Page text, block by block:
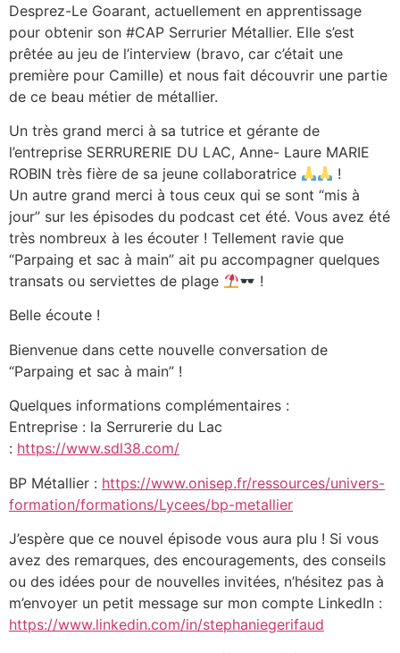
Desprez-Le Goarant, actuellement en apprentissage
pour obtenir son #CAP Serrurier Métallier. Elle s’est
prêtée au jeu de l’interview (bravo, car c’était une
première pour Camille) et nous fait découvrir une partie
de ce beau métier de métallier.
Un très grand merci à sa tutrice et gérante de
l’entreprise SERRURERIE DU LAC, Anne- Laure MARIE
ROBIN très fière de sa jeune collaboratrice
!
Un autre grand merci à tous ceux qui se sont “mis à
jour” sur les épisodes du podcast cet été. Vous avez été
très nombreux à les écouter ! Tellement ravie que
“Parpaing et sac à main” ait pu accompagner quelques
transats ou serviettes de plage
!
Belle écoute !
Bienvenue dans cette nouvelle conversation de
“Parpaing et sac à main” !
Quelques informations complémentaires :
Entreprise : la Serrurerie du Lac
: https://www.sdl38.com/
BP Métallier : https://www.onisep.fr/ressources/univers-
formation/formations/Lycees/bp-metallier
J’espère que ce nouvel épisode vous aura plu ! Si vous
avez des remarques, des encouragements, des conseils
ou des idées pour de nouvelles invitées, n’hésitez pas à
m’envoyer un petit message sur mon compte LinkedIn :
https://www.linkedin.com/in/stephaniegerifaud